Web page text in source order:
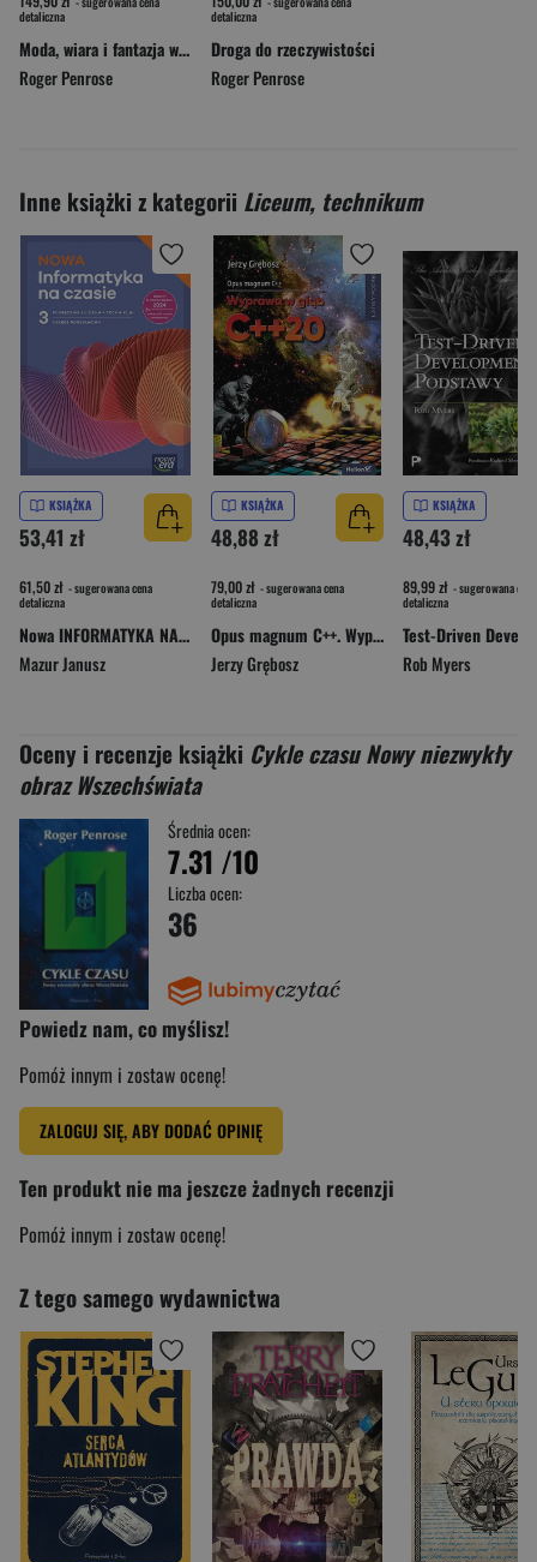
detaliczna
Moda, wiara i fantazja we współczesnej fizyce Wszechświata wyd. 2023
Roger Penrose
detaliczna
Droga do rzeczywistości
Roger Penrose
Inne książki z kategorii Liceum, technikum
KSIĄŻKA
53,41 zł
61,50 zł - sugerowana cena
detaliczna
Nowa INFORMATYKA NA CZASIE podręcznik część 3 zakres podstawowy EDYCJA 2026
Mazur Janusz
KSIĄŻKA
48,88 zł
79,00 zł - sugerowana cena
detaliczna
Opus magnum C++. Wyprawa w głąb C++20. Tom 5
Jerzy Grębosz
KSIĄŻKA
48,43 zł
89,99 zł - sugerowana cena
detaliczna
Rob Myers
Oceny i recenzje książki Cykle czasu Nowy niezwykły
obraz Wszechświata
Średnia ocen:
7.31 /10
Liczba ocen:
36
Powiedz nam, co myślisz!
Pomóż innym i zostaw ocenę!
ZALOGUJ SIĘ, ABY DODAĆ OPINIĘ
Ten produkt nie ma jeszcze żadnych recenzji
Pomóż innym i zostaw ocenę!
Z tego samego wydawnictwa